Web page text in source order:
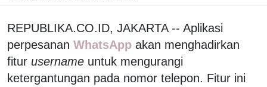
REPUBLIKA.CO.ID, JAKARTA -- Aplikasi
perpesanan WhatsApp akan menghadirkan
fitur username untuk mengurangi
ketergantungan pada nomor telepon. Fitur ini